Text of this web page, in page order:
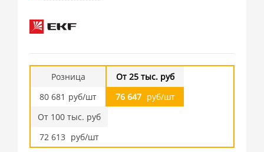
Розница
80 681 руб/шт
От 25 тыс. руб
76 647 руб/шт
От 100 тыс. руб
72 613 руб/шт